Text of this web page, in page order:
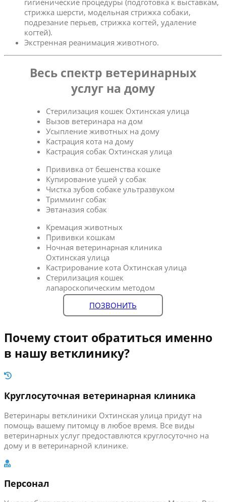
стрижка шерсти, модельная стрижка собаки,
подрезание перьев, стрижка когтей, удаление
когтей).
Экстренная реанимация животного.
Весь спектр ветеринарных
услуг на дому
Стерилизация кошек Охтинская улица
Вызов ветеринара на дом
Усыпление животных на дому
Кастрация кота на дому
Кастрация собак Охтинская улица
Прививка от бешенства кошке
Купирование ушей у собак
Чистка зубов собаке ультразвуком
Тримминг собак
Эвтаназия собак
Кремация животных
Прививки кошкам
Ночная ветеринарная клиника
Охтинская улица
Кастрирование кота Охтинская улица
Стерилизация кошек
лапароскопическим методом
ПОЗВОНИТЬ
Почему стоит обратиться именно
в нашу ветклинику?
Круглосуточная ветеринарная клиника
Ветеринары ветклиники Охтинская улица придут на
помощь вашему питомцу в любое время. Все виды
ветеринарных услуг предоставлются круглосуточно на
дому и в ветеринарной клинике.
Персонал